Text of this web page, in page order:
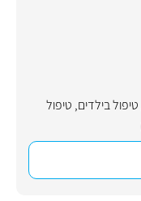
טיפול בילדים, טיפול